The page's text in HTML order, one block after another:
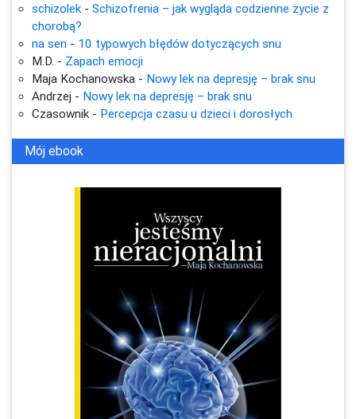
schizolek - Schizofrenia – jak wygląda codzienne życie z
chorobą?
na sen - 10 typowych błędów dotyczących snu
M.D. - Zapach emocji
Maja Kochanowska - Nowy lek na depresję – brak snu
Andrzej - Nowy lek na depresję – brak snu
Czasownik - Percepcja czasu u dzieci i dorosłych
Mój ebook